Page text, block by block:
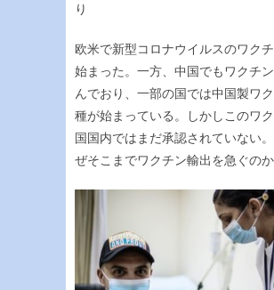
り
欧米で新型コロナウイルスのワク
始まった。一方、中国でもワクチ
んでおり、一部の国では中国製ワ
種が始まっている。しかしこのワ
国国内ではまだ承認されていない
ぜそこまでワクチン輸出を急ぐのか